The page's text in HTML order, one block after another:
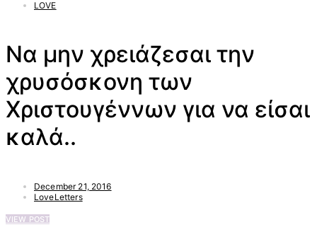
LOVE
Να μην χρειάζεσαι την
χρυσόσκονη των
Χριστουγέννων για να είσαι
καλά..
December 21, 2016
LoveLetters
VIEW POST